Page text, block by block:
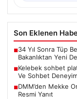
Son Eklenen
■34 Yıl Sonra Tüp
Bakanlıktan Yeni
■Kelebek sohbet
Ve Sohbet
■DMM’den Mekke
Resmi Yanıt